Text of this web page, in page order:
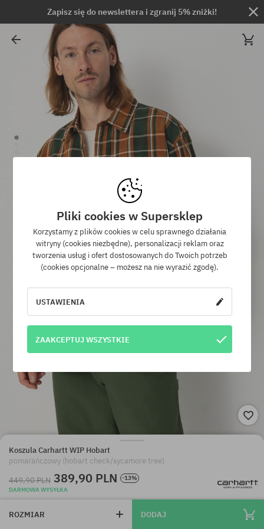
Zapisz się do newslettera i zgranij 5% zniżki!
Koszula Carhartt WIP Hobart
pomarańczowy (hobart check/sycamore tree)
449,90 PLN 389,90 PLN
-13%
DARMOWA WYSYŁKA
ROZMIAR DODAJ
Pliki cookies w Supersklep
Korzystamy z plików cookies w celu sprawnego działania
witryny (cookies niezbędne), personalizacji reklam oraz
tworzenia usług i ofert dostosowanych do Twoich potrzeb
(cookies opcjonalne – możesz na nie wyrazić zgodę).
USTAWIENIA
ZAAKCEPTUJ WSZYSTKIE